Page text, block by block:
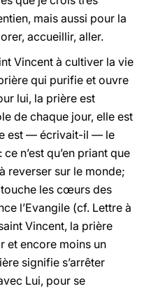
mais aussi pour la
accueillir, aller.
Vincent à cultiver la vie
qui purifie et ouvre
lui, la prière est
de chaque jour, elle est
est — écrivait-il — le
n’est qu’en priant que
reverser sur le monde;
touche les cœurs des
l’Evangile (cf. Lettre à
Vincent, la prière
et encore moins un
signifie s’arrêter
Lui, pour se